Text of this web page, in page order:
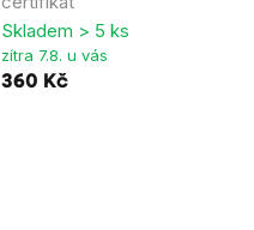
Skladem > 5 ks
zítra 7.8. u vás
360 Kč